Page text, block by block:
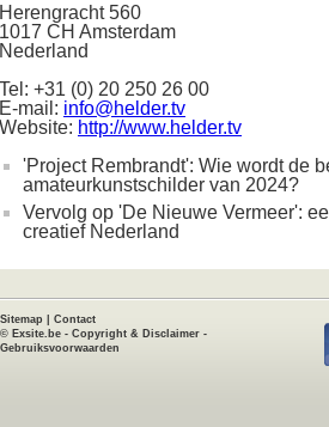
Herengracht 560
1017 CH Amsterdam
Nederland
Tel: +31 (0) 20 250 26 00
E-mail: info@helder.tv
Website: http://www.helder.tv
'Project Rembrandt': Wie wordt de
amateurkunstschilder van 2024?
Vervolg op 'De Nieuwe Vermeer':
creatief Nederland
Sitemap
Contact
© Exsite.be - Copyright & Disclaimer -
Gebruiksvoorwaarden